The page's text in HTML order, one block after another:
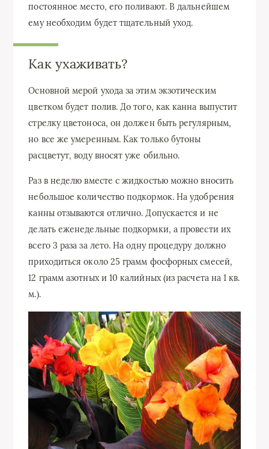
постоянное место, его поливают. В дальнейшем
ему необходим будет тщательный уход.
Как ухаживать?
Основной мерой ухода за этим экзотическим
цветком будет полив. До того, как канна выпустит
стрелку цветоноса, он должен быть регулярным,
но все же умеренным. Как только бутоны
расцветут, воду вносят уже обильно.
Раз в неделю вместе с жидкостью можно вносить
небольшое количество подкормок. На удобрения
канны отзываются отлично. Допускается и не
делать еженедельные подкормки, а провести их
всего 3 раза за лето. На одну процедуру должно
приходиться около 25 грамм фосфорных смесей,
12 грамм азотных и 10 калийных (из расчета на 1 кв.
м.).